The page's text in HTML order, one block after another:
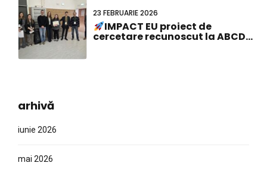
23 FEBRUARIE 2026
IMPACT EU proiect de
cercetare recunoscut la ABCD-
arhivă
iunie 2026
mai 2026